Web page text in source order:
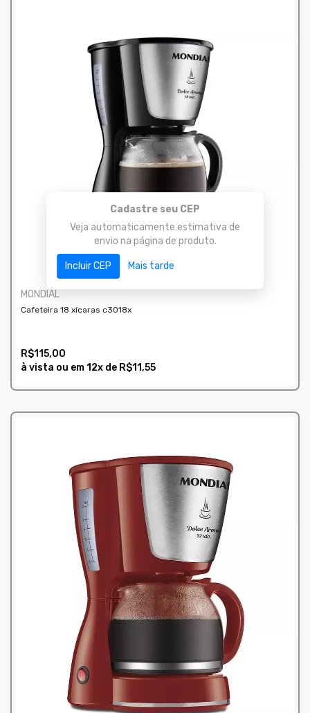
Cadastre seu CEP
Veja automaticamente estimativa de
envio na página de produto.
Incluir CEP Mais tarde
MONDIAL
Cafeteira 18 xícaras c3018x
R$115,00
à vista ou em12x de R$11,55
COMPRAR